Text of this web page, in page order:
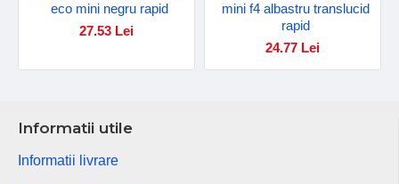
eco mini negru rapid
27.53 Lei
mini f4 albastru translucid
rapid
24.77 Lei
Informatii utile
Informatii livrare